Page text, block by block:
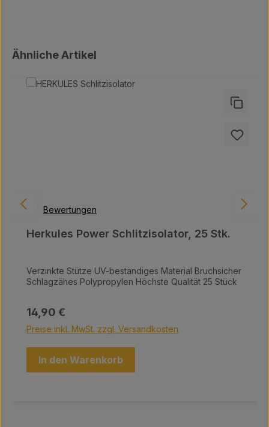
Produktgalerie überspringen
Ähnliche Artikel
Bewertungen
Herkules Power Schlitzisolator, 25 Stk.
Verzinkte Stütze UV-beständiges Material Bruchsicher
Schlagzähes Polypropylen Höchste Qualität 25 Stück
Regulärer Preis:
14,90 €
Preise inkl. MwSt. zzgl. Versandkosten
In den Warenkorb